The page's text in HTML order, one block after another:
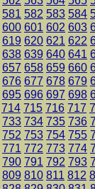
581 582 583 584
600 601 602 603
619 620 621 622
638 639 640 641
657 658 659 660
676 677 678 679
695 696 697 698
714 715 716 717
733 734 735 736
752 753 754 755
771 772 773 774
790 791 792 793
809 810 811 812